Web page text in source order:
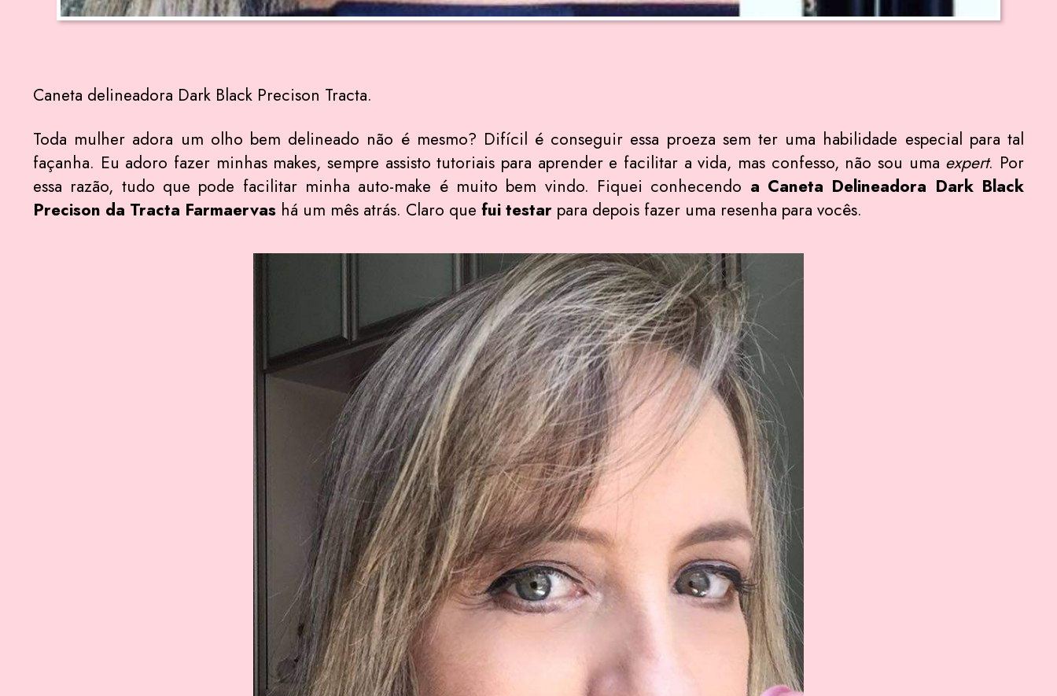
Caneta delineadora Dark Black Precison Tracta.
Toda mulher adora um olho bem delineado não é mesmo? Difícil é conseguir essa proeza sem ter uma habilidade especial para tal
façanha. Eu adoro fazer minhas makes, sempre assisto tutoriais para aprender e facilitar a vida, mas confesso, não sou uma expert. Por
essa razão, tudo que pode facilitar minha auto-make é muito bem vindo. Fiquei conhecendo a Caneta Delineadora Dark Black
Precison da Tracta Farmaervas há um mês atrás. Claro que fui testar para depois fazer uma resenha para vocês.